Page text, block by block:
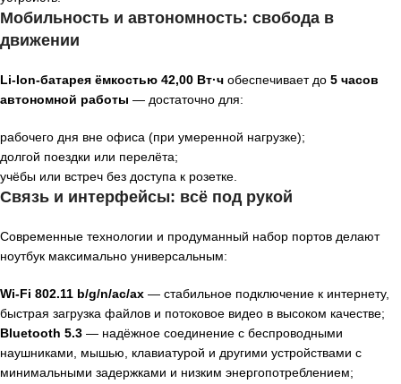
Мобильность и автономность: свобода в
движении
Li‑Ion‑батарея ёмкостью 42,00 Вт·ч обеспечивает до 5 часов
автономной работы — достаточно для:
рабочего дня вне офиса (при умеренной нагрузке);
долгой поездки или перелёта;
учёбы или встреч без доступа к розетке.
Связь и интерфейсы: всё под рукой
Современные технологии и продуманный набор портов делают
ноутбук максимально универсальным:
Wi‑Fi 802.11 b/g/n/ac/ax — стабильное подключение к интернету,
быстрая загрузка файлов и потоковое видео в высоком качестве;
Bluetooth 5.3 — надёжное соединение с беспроводными
наушниками, мышью, клавиатурой и другими устройствами с
минимальными задержками и низким энергопотреблением;